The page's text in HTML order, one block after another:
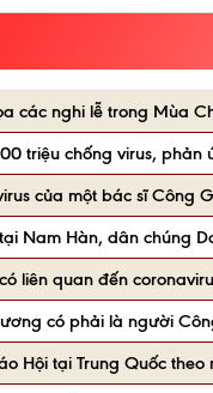
các nghi lễ trong Mùa
triệu chống virus, phản
của một bác sĩ Công
Nam Hàn, dân chúng
liên quan đến
có phải là người
Hội tại Trung Quốc